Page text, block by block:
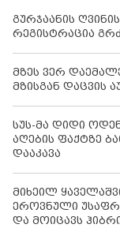
გურჯაანის
რეგისტრაცია
მზეს ვერ
მზისგან დაცვის
სუს-მა დიდი
აღების ფაქტზე
დააკავა
მიხეილ
ეროვნული
და მოიცავს